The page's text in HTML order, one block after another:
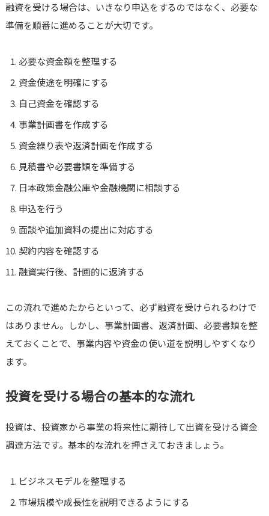
融資を受ける場合は、いきなり申込をするのではなく、必要な
準備を順番に進めることが大切です。
必要な資金額を整理する
資金使途を明確にする
自己資金を確認する
事業計画書を作成する
資金繰り表や返済計画を作成する
見積書や必要書類を準備する
日本政策金融公庫や金融機関に相談する
申込を行う
面談や追加資料の提出に対応する
契約内容を確認する
融資実行後、計画的に返済する
この流れで進めたからといって、必ず融資を受けられるわけで
はありません。しかし、事業計画書、返済計画、必要書類を整
えておくことで、事業内容や資金の使い道を説明しやすくなり
ます。
投資を受ける場合の基本的な流れ
投資は、投資家から事業の将来性に期待して出資を受ける資金
調達方法です。基本的な流れを押さえておきましょう。
ビジネスモデルを整理する
市場規模や成長性を説明できるようにする